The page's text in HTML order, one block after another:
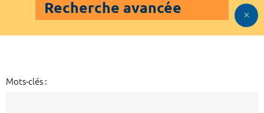
Recherche avancée
Mots-clés :